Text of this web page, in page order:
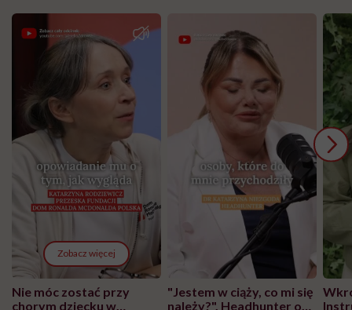
Zobacz więcej
Nie móc zostać przy
chorym dziecku w
"Jestem w ciąży, co mi się
należy?". Headhunter o